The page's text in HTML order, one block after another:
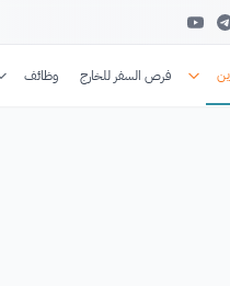
فرص السفر للخارج وظائف